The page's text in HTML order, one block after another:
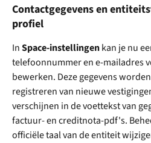
Contactgegevens en
profiel
In Space-instellingen kan je nu
telefoonnummer en e-mailadres
bewerken. Deze gegevens
registreren van nieuwe
verschijnen in de voettekst van
factuur- en creditnota-pdf's.
officiële taal van de entiteit